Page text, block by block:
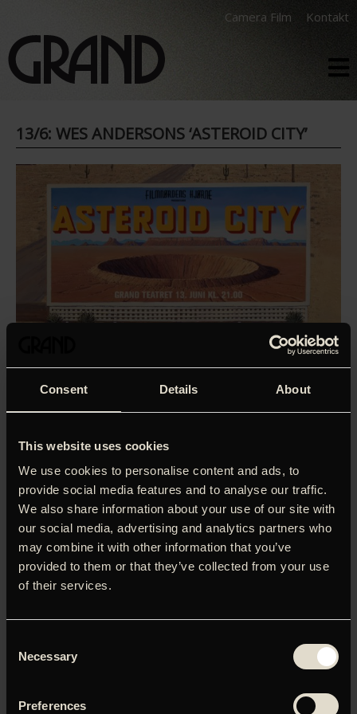
Consent Details About
This website uses cookies
We use cookies to personalise content and ads, to
provide social media features and to analyse our traffic.
We also share information about your use of our site with
our social media, advertising and analytics partners who
may combine it with other information that you’ve
provided to them or that they’ve collected from your use
of their services.
Selection
Necessary
Preferences
Camera Film Kontakt
13/6: WES ANDERSONS ‘ASTEROID CITY’
Snigpremiere med indledning ved Filmnørdens hjørne.
Tag med til snigpremiere på Wes Andersons kommende
film ‘Asteroid City’, hvis du er klar til endnu et besøg i
Andersons finurlige og omhyggeligt detaljerede
filmverden.
Amerikansk film store filmfabulants nyeste film foregår i
1950’erne i en fiktiv, amerikansk ørkenby, hvor et Junior
Stargazer-arrangement løber af stablen. Her mødes
studerende og forældre fra hele USA for at knytte
Men det hele bliver på dramatisk vis afbrudt af
Anderson (The Grand Budapest Hotel, Moonrise Kingdom)
har atter samlet en stjernespækket cast bestående af
Tom Hanks, Scarlett Johansson, Willem Dafoe, Tilda